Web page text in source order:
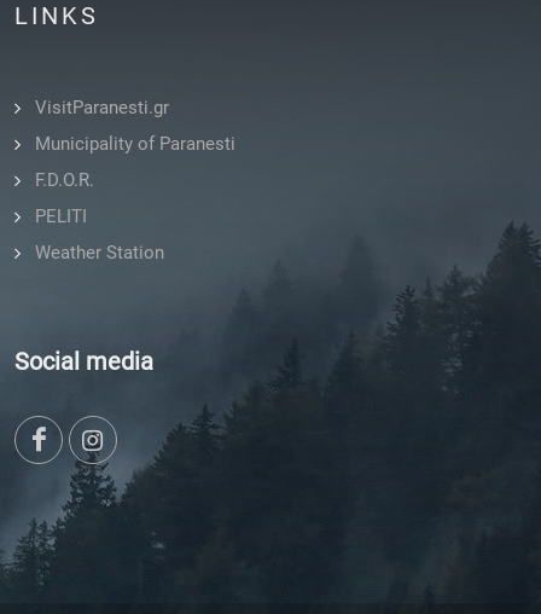
LINKS
VisitParanesti.gr
Municipality of Paranesti
F.D.O.R.
PELITI
Weather Station
Social media